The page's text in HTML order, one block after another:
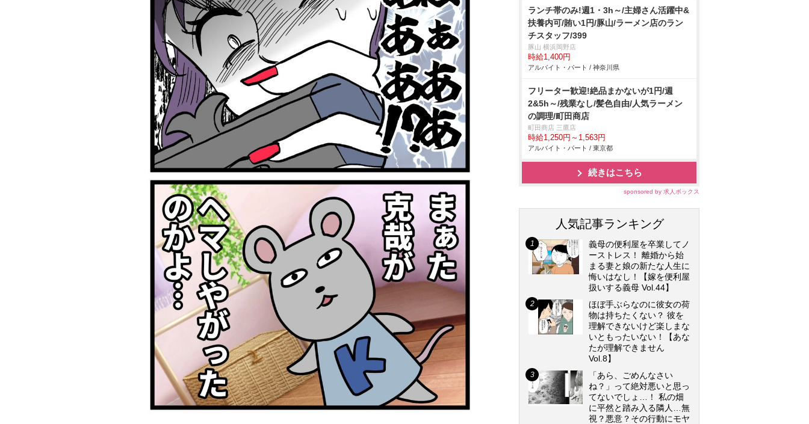
ランチ帯のみ!週1・3h～/主婦さん活躍中&
扶養内可/賄い1円/豚山/ラーメン店のラン
チスタッフ/399
豚山 横浜岡野店
時給1,400円
アルバイト・パート / 神奈川県
フリーター歓迎!絶品まかないが1円/週
2&5h～/残業なし/髪色自由/人気ラーメン
の調理/町田商店
町田商店 三鷹店
時給1,250円～1,563円
アルバイト・パート / 東京都
続きはこちら
sponsored by 求人ボックス
人気記事ランキング
義母の便利屋を卒業してノ
ーストレス！ 離婚から始
まる妻と娘の新たな人生に
悔いはなし！【嫁を便利屋
扱いする義母 Vol.44】
ほぼ手ぶらなのに彼女の荷
物は持ちたくない？ 彼を
理解できないけど楽しまな
いともったいない！【あな
たが理解できません
Vol.8】
「あら、ごめんなさい
ね？」って絶対悪いと思っ
てないでしょ…！ 私の畑
に平然と踏み入る隣人…無
視？悪意？その行動にモヤ